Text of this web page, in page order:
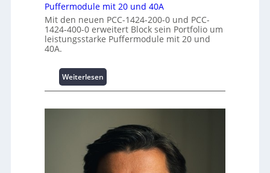
n
r
e
r
k
z
e
g
t
i
o
n
c
e
h
i
Puffermodule mit 20 und 40A
Mit den neuen PCC-1424-200-0 und PCC-
1424-400-0 erweitert Block sein Portfolio um
leistungsstarke Puffermodule mit 20 und
40A.
Weiterlesen
P
f
e
m